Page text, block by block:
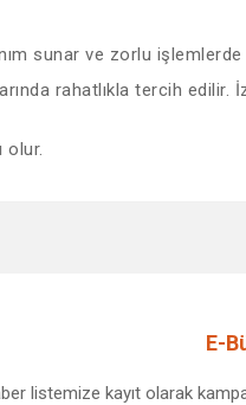
sunar ve zorlu
rahatlıkla tercih edilir.
olur.
E-
listemize kayıt olarak